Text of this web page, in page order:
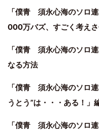
「僕青 須永心海のソロ
000万バズ、すごく考え
「僕青 須永心海のソロ
なる方法
「僕青 須永心海のソロ
うとう”は・・・ある！」
「僕青 須永心海のソロ